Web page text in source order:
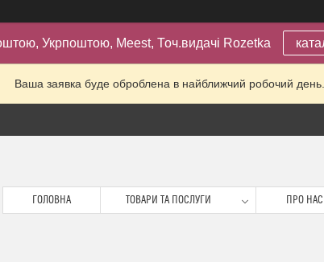
Укрпоштою, Meest, Точ.видачі Rozetka
Ваша заявка буде оброблена в найближчий робочий день.
ГОЛОВНА ТОВАРИ ТА ПОСЛУГИ ПРО НАС